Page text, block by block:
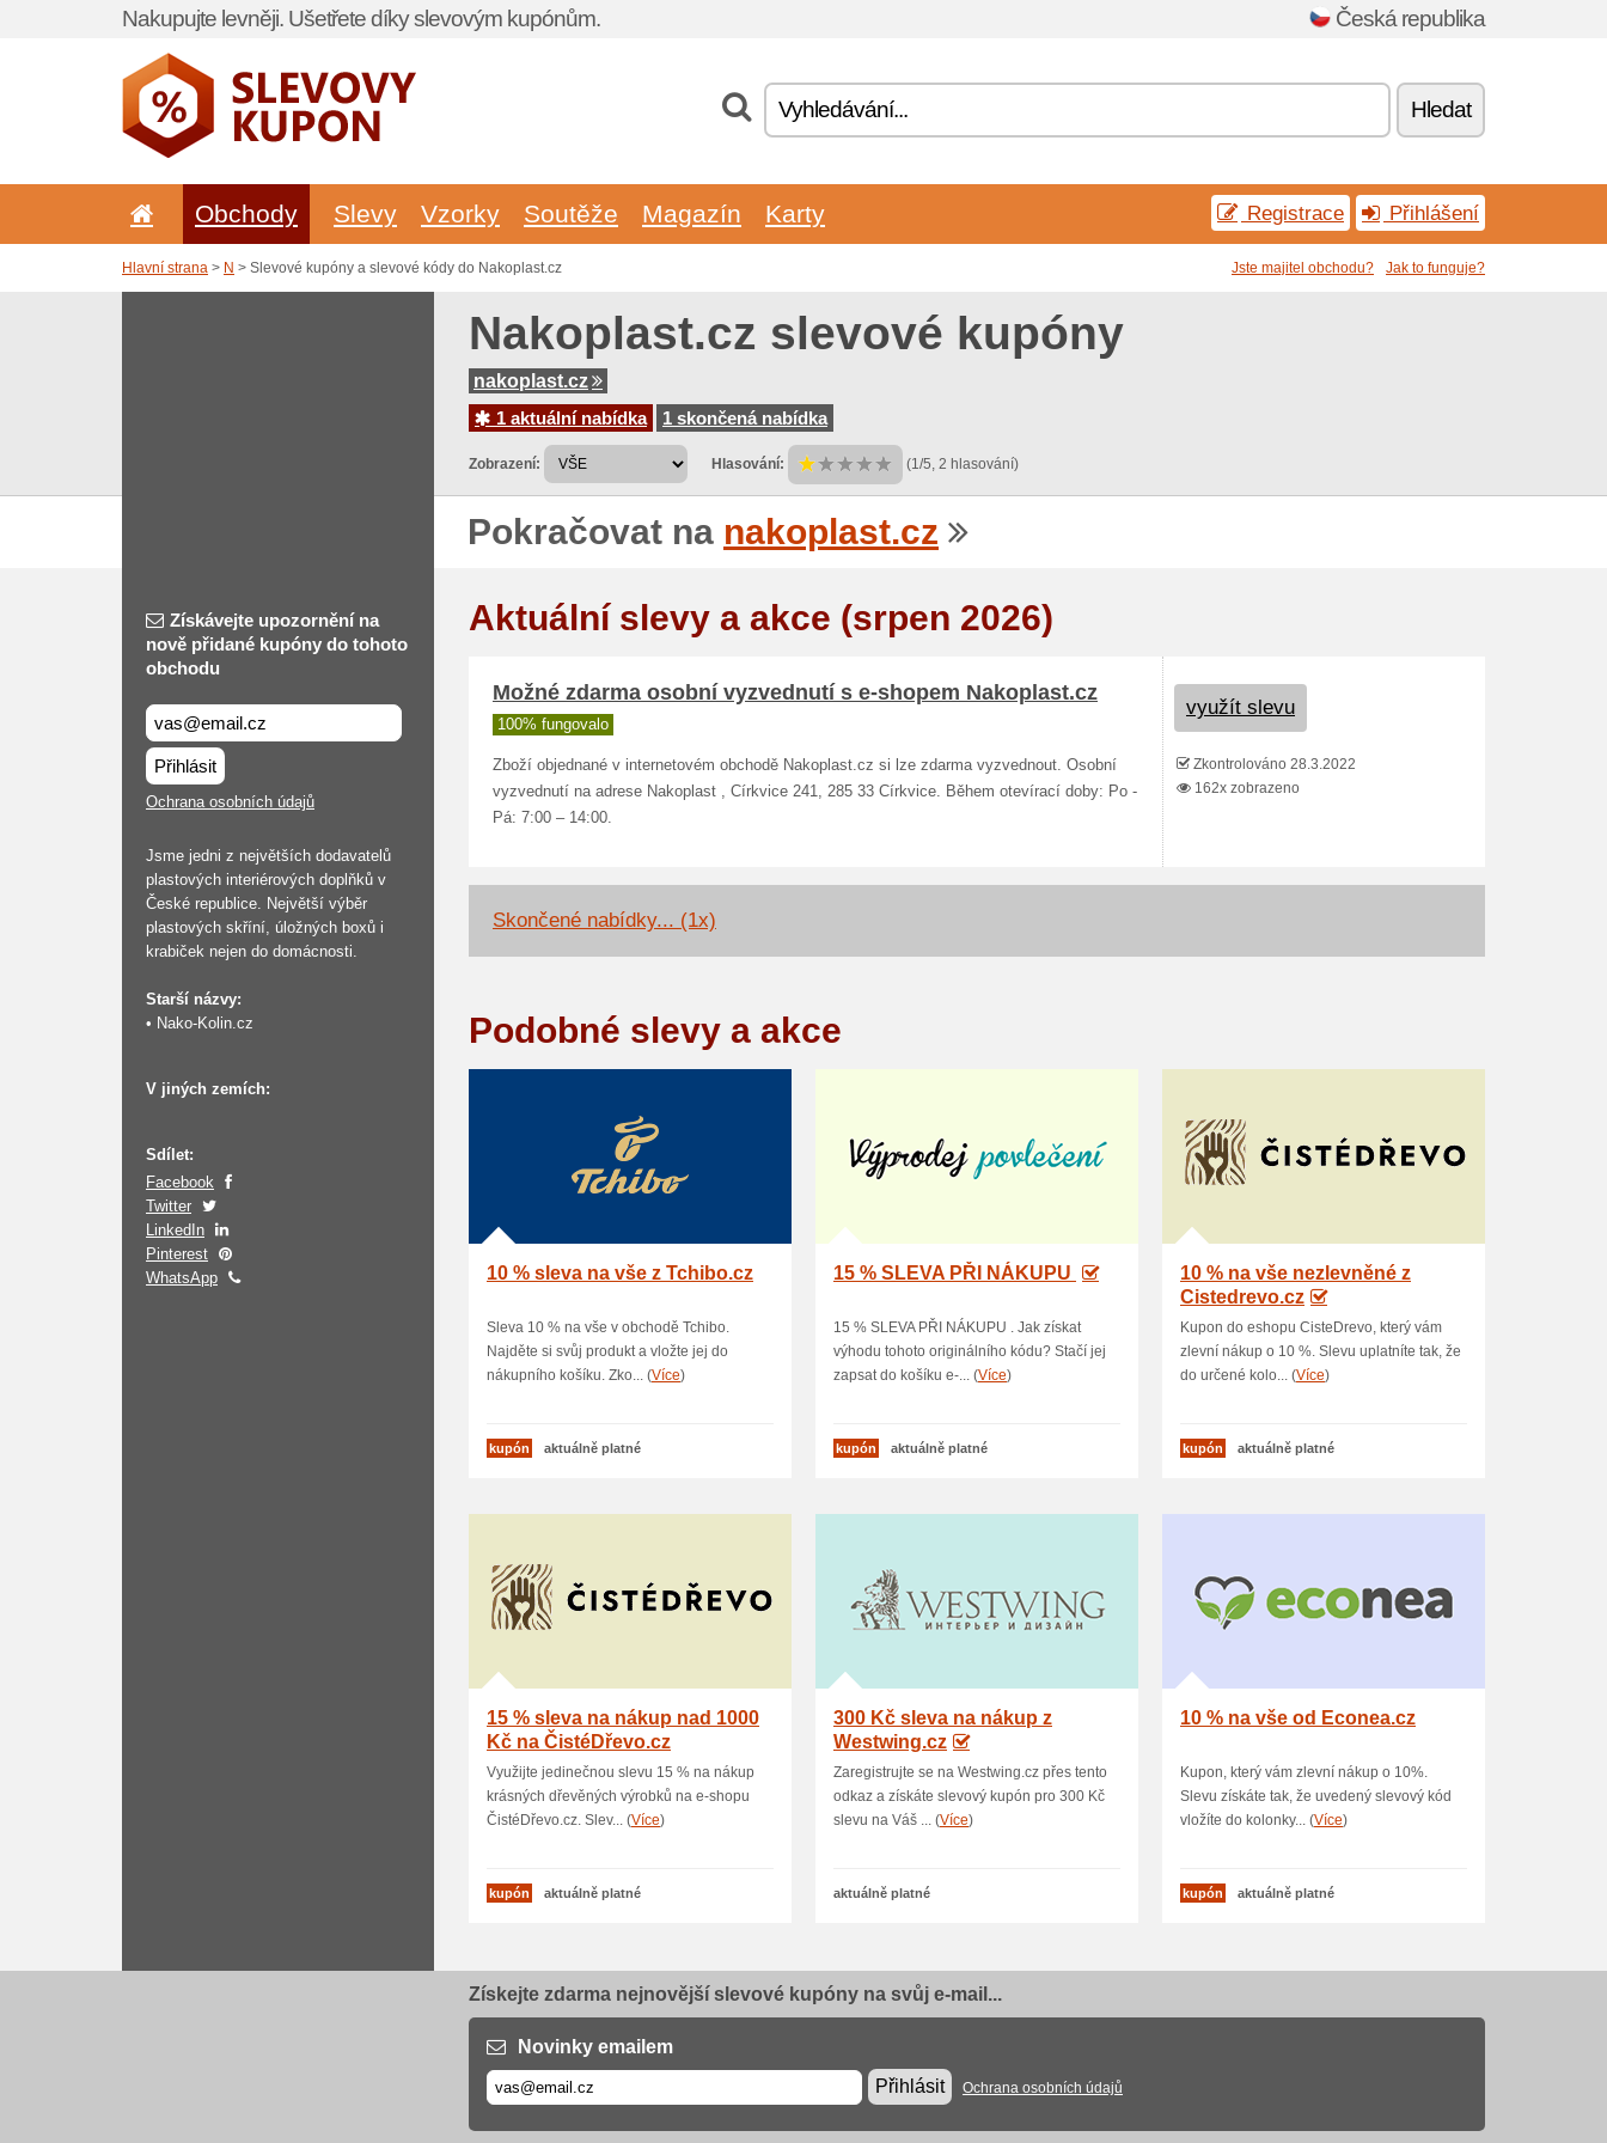
Nakupujte levněji. Ušetřete díky slevovým kupónům. Česká republika
Hledat
Obchody Slevy Vzorky Soutěže Magazín Karty Registrace Přihlášení
Hlavní strana > N > Slevové kupóny a slevové kódy do Nakoplast.cz Jste majitel obchodu? Jak to funguje?
Nakoplast.cz slevové kupóny
nakoplast.cz
1 aktuální nabídka
1 skončená nabídka
Zobrazení: Hlasování: (1/5, 2 hlasování)
Pokračovat na nakoplast.cz
Získávejte upozornění na
nově přidané kupóny do tohoto
obchodu
Přihlásit
Ochrana osobních údajů
Jsme jedni z největších dodavatelů
plastových interiérových doplňků v
České republice. Největší výběr
plastových skříní, úložných boxů i
krabiček nejen do domácnosti.
Starší názvy:
• Nako-Kolin.cz
V jiných zemích:
Sdílet:
Facebook
Twitter
LinkedIn
Pinterest
WhatsApp
Aktuální slevy a akce (srpen 2026)
Možné zdarma osobní vyzvednutí s e-shopem Nakoplast.cz
100% fungovalo
Zboží objednané v internetovém obchodě Nakoplast.cz si lze zdarma vyzvednout. Osobní
vyzvednutí na adrese Nakoplast , Církvice 241, 285 33 Církvice. Během otevírací doby: Po -
Pá: 7:00 – 14:00.
využít slevu
Zkontrolováno 28.3.2022
162x zobrazeno
Skončené nabídky... (1x)
Podobné slevy a akce
10 % sleva na vše z Tchibo.cz
Sleva 10 % na vše v obchodě Tchibo.
Najděte si svůj produkt a vložte jej do
nákupního košíku. Zko... (Více)
kupón aktuálně platné
15 % SLEVA PŘI NÁKUPU
15 % SLEVA PŘI NÁKUPU . Jak získat
výhodu tohoto originálního kódu? Stačí jej
zapsat do košíku e-... (Více)
kupón aktuálně platné
10 % na vše nezlevněné z
Cistedrevo.cz
Kupon do eshopu CisteDrevo, který vám
zlevní nákup o 10 %. Slevu uplatníte tak, že
do určené kolo... (Více)
kupón aktuálně platné
15 % sleva na nákup nad 1000
Kč na ČistéDřevo.cz
Využijte jedinečnou slevu 15 % na nákup
krásných dřevěných výrobků na e-shopu
ČistéDřevo.cz. Slev... (Více)
kupón aktuálně platné
300 Kč sleva na nákup z
Westwing.cz
Zaregistrujte se na Westwing.cz přes tento
odkaz a získáte slevový kupón pro 300 Kč
slevu na Váš ... (Více)
aktuálně platné
10 % na vše od Econea.cz
Kupon, který vám zlevní nákup o 10%.
Slevu získáte tak, že uvedený slevový kód
vložíte do kolonky... (Více)
kupón aktuálně platné
Získejte zdarma nejnovější slevové kupóny na svůj e-mail...
Novinky emailem
Přihlásit
Ochrana osobních údajů